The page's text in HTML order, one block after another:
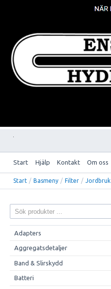
Start Hjälp Kontakt Om oss
Start / Basmeny / Filter / Jordbruk
Adapters
Aggregatsdetaljer
Band & Slirskydd
Batteri